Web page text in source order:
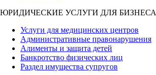
ЮРИДИЧЕСКИЕ УСЛУГИ ДЛЯ БИЗНЕСА
Услуги для медицинских центров
Административные правонарушения
Алименты и защита детей
Банкротство физических лиц
Раздел имущества супругов